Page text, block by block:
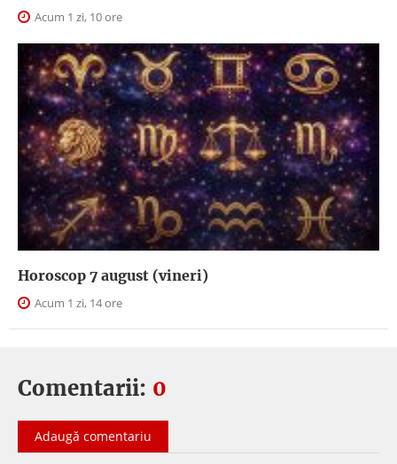
Acum 1 zi, 10 ore
Horoscop 7 august (vineri)
Acum 1 zi, 14 ore
Comentarii: 0
Adaugă comentariu